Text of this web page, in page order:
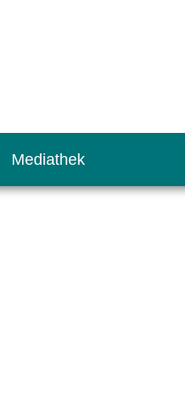
Mediathek